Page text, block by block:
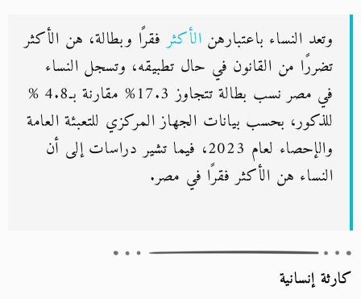
وتعد النساء باعتبارهن الأكثرفقرًا وبطالة، هن الأكثر
تضررًا من القانون في حال تطبيقه، وتسجل النساء
في مصر نسب بطالة تتجاوز 17.3% مقارنة بـ4.8 %
للذكور، بحسب بيانات الجهاز المركزي للتعبئة العامة
والإحصاء لعام 2023، فيما تشير دراسات إلى أن
النساء هن الأكثر فقرًا في مصر.
كارثة إنسانية